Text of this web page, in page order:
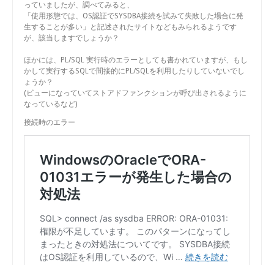
っていましたが、調べてみると、
「使用形態では、OS認証でSYSDBA接続を試みて失敗した場合に発
生することが多い」と記述されたサイトなどもみられるようです
が、該当しますでしょうか？
ほかには、PL/SQL 実行時のエラーとしても書かれていますが、もし
かして実行するSQLで間接的にPL/SQLを利用したりしていないでし
ょうか？
(ビューになっていてストアドファンクションが呼び出されるように
なっているなど)
接続時のエラー